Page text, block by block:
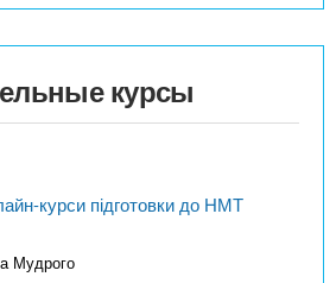
курсы
курси підготовки до НМТ
Мудрого